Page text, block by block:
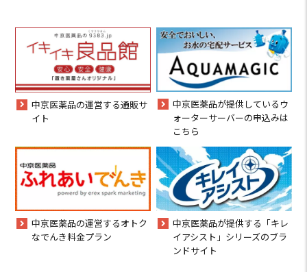
中京医薬品の運営する通販サ
イト
中京医薬品が提供しているウ
ォーターサーバーの申込みは
こちら
中京医薬品の運営するオトク
なでんき料金プラン
中京医薬品が提供する「キレ
イアシスト」シリーズのブラ
ンドサイト